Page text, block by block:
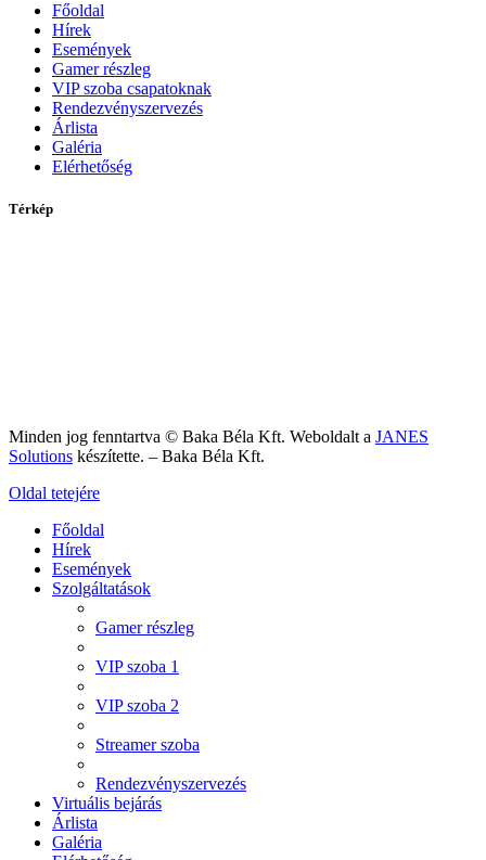
Főoldal
Hírek
Események
Gamer részleg
VIP szoba csapatoknak
Rendezvényszervezés
Árlista
Galéria
Elérhetőség
Térkép
Minden jog fenntartva © Baka Béla Kft. Weboldalt a JANES
Solutions készítette. – Baka Béla Kft.
Oldal tetejére
Főoldal
Hírek
Események
Szolgáltatások
Gamer részleg
VIP szoba 1
VIP szoba 2
Streamer szoba
Rendezvényszervezés
Virtuális bejárás
Árlista
Galéria